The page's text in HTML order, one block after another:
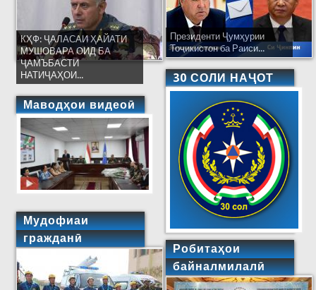
КҲФ: ҶАЛАСАИ ҲАЙАТИ
МУШОВАРА ОИД БА
ҶАМЪБАСТИ
НАТИҶАҲОИ...
Маводҳои видеоӣ
Мудофиаи
гражданӣ
Президенти Ҷумҳурии
Тоҷикистон ба Раиси...
30 СОЛИ НАҶОТ
Робитаҳои
байналмилалӣ